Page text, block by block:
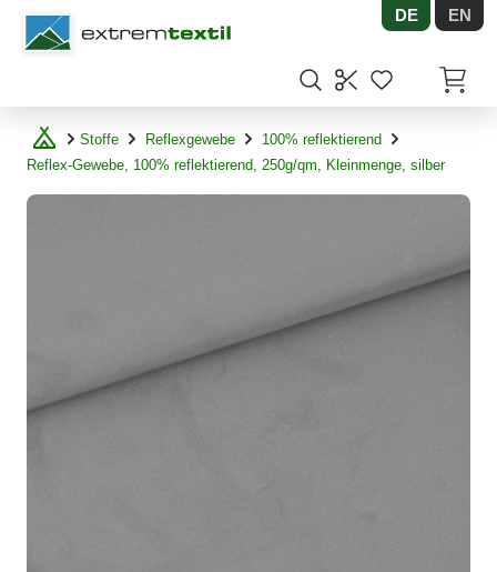
Shopware DE EN
Stoffe Reflexgewebe
100% reflektierend
Reflex-Gewebe, 100% reflektierend, 250g/qm, Kleinmenge, silber